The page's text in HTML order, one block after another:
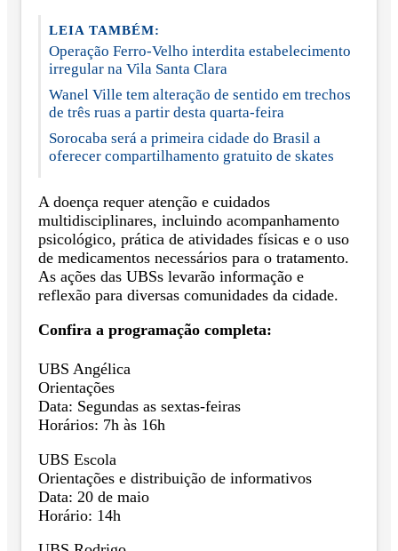
LEIA TAMBÉM:
Operação Ferro-Velho interdita estabelecimento
irregular na Vila Santa Clara
Wanel Ville tem alteração de sentido em trechos
de três ruas a partir desta quarta-feira
Sorocaba será a primeira cidade do Brasil a
oferecer compartilhamento gratuito de skates
A doença requer atenção e cuidados
multidisciplinares, incluindo acompanhamento
psicológico, prática de atividades físicas e o uso
de medicamentos necessários para o tratamento.
As ações das UBSs levarão informação e
reflexão para diversas comunidades da cidade.
Confira a programação completa:
UBS Angélica
Orientações
Data: Segundas as sextas-feiras
Horários: 7h às 16h
UBS Escola
Orientações e distribuição de informativos
Data: 20 de maio
Horário: 14h